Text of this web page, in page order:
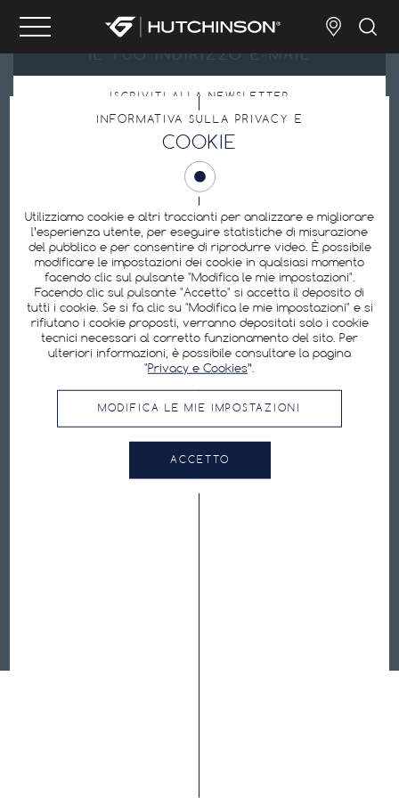
ISCRIVITI ALLA NEWSLETTER
Inviando il mio indirizzo e-mail, accetto l’
Preferenze sui cookie
Hutchinson è uno dei produttori leader mondiali di pneumatici per biciclette:
pneumatici tubeless, pneumatici per e-bike, pneumatici da strada, pneumatici
da MTB, camere d’aria, attrezzature di riparazione, kit di protezione contro le
forature.
SEGUITECI
INFORMATIVA SULLA PRIVACY E
COOKIE
Utilizziamo cookie e altri traccianti per analizzare e migliorare
l’esperienza utente, per eseguire statistiche di misurazione
del pubblico e per consentire di riprodurre video. È possibile
modificare le impostazioni dei cookie in qualsiasi momento
facendo clic sul pulsante "Modifica le mie impostazioni".
Facendo clic sul pulsante "Accetto" si accetta il deposito di
tutti i cookie. Se si fa clic su "Modifica le mie impostazioni" e si
rifiutano i cookie proposti, verranno depositati solo i cookie
tecnici necessari al corretto funzionamento del sito. Per
ulteriori informazioni, è possibile consultare la pagina
"Privacy e Cookies”.
MODIFICA LE MIE IMPOSTAZIONI
ACCETTO